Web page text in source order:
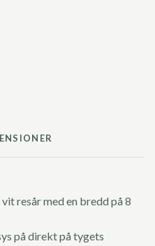
resår med en bredd på 8
på direkt på tygets